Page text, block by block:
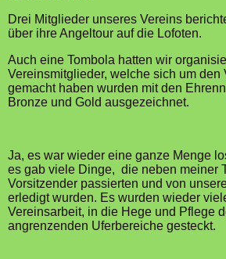
Drei Mitglieder unseres Vereins
über ihre Angeltour auf die Lofoten.
Auch eine Tombola hatten wir
Vereinsmitglieder, welche sich um den
gemacht haben wurden mit den
Bronze und Gold ausgezeichnet.
Ja, es war wieder eine ganze Menge
es gab viele Dinge, die neben meiner
Vorsitzender passierten und von
erledigt wurden. Es wurden wieder
Vereinsarbeit, in die Hege und Pflege
angrenzenden Uferbereiche gesteckt.